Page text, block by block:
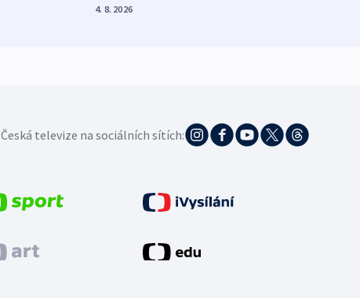
4. 8. 2026
Česká televize na sociálních sítích: